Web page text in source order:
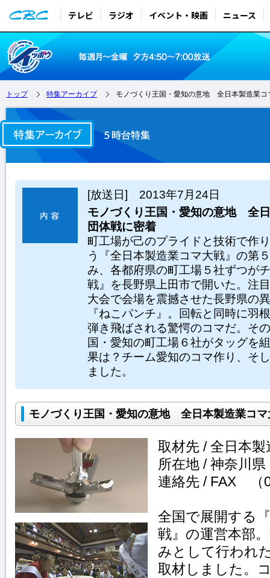
テレビ ラジオ イベント・映画 ニュース
トップ 特集アーカイブ モノづくり王国・愛知の意地 全日本製造業コ
[放送日] 2013年7月24日
モノづくり王国・愛知の意地 全
団体戦に密着
町工場が己のプライドと技術で作
う『全日本製造業コマ大戦』の第
み、各都府県の町工場５社ずつが
戦』を長野県上田市で開いた。注
大会で会場を震撼させた長野県の
『ねこパンチ』。回転と同時に羽
弾き飛ばされる驚愕のコマだ。そ
国・愛知の町工場６社がタッグを
果は？チーム愛知のコマ作り、そ
ました。
モノづくり王国・愛知の意地 全日本製造業コ
取材先 / 全日本
所在地 / 神奈川県
連絡先 / FAX （
全国で展開する
戦』の運営本部
みとして行われ
取材しました。